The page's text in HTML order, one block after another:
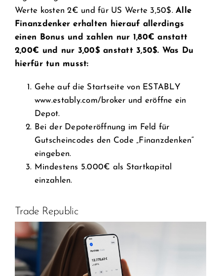
Werte kosten 2€ und für US Werte 3,50$.Alle
Finanzdenker erhalten hierauf allerdings
einen Bonus und zahlen nur 1,80€ anstatt
2,00€ und nur 3,00$ anstatt 3,50$. Was Du
hierfür tun musst:
Gehe auf die Startseite von ESTABLY
www.estably.com/broker und eröffne ein
Depot.
Bei der Depoteröffnung im Feld für
Gutscheincodes den Code „Finanzdenken“
eingeben.
Mindestens 5.000€ als Startkapital
einzahlen.
Trade Republic